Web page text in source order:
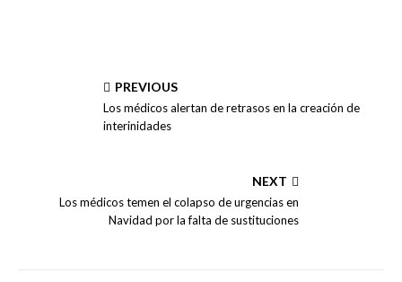
PREVIOUS
Los médicos alertan de retrasos en la creación de
interinidades
NEXT
Los médicos temen el colapso de urgencias en
Navidad por la falta de sustituciones